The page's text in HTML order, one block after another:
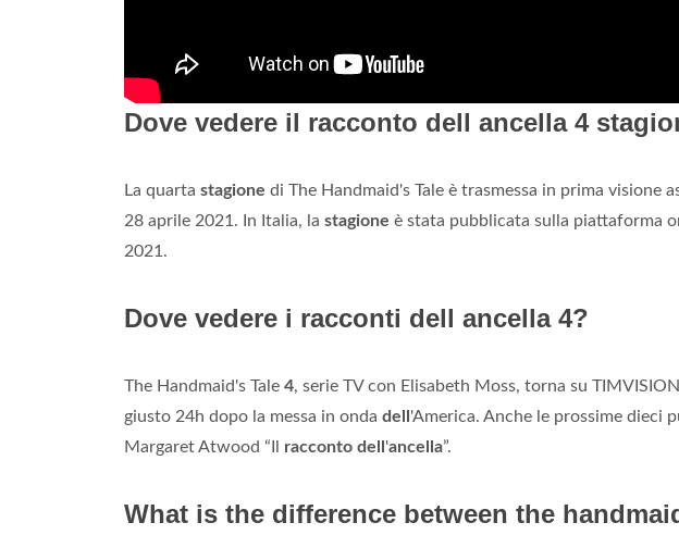
Dove vedere il racconto dell ancella 4
La quarta stagione di The Handmaid's Tale è trasmessa in prima visione
28 aprile 2021. In Italia, la stagione è stata pubblicata sulla piattaforma
2021.
Dove vedere i racconti dell ancella 4?
The Handmaid's Tale 4, serie TV con Elisabeth Moss, torna su
giusto 24h dopo la messa in onda dell 'America. Anche le prossime dieci
Margaret Atwood “Il racconto dell 'ancella”.
What is the difference between the